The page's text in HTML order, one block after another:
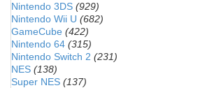
Nintendo 3DS (929)
Nintendo Wii U (682)
GameCube (422)
Nintendo 64 (315)
Nintendo Switch 2 (231)
NES (138)
Super NES (137)